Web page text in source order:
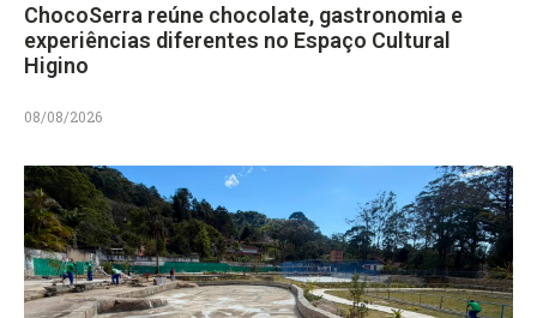
ChocoSerra reúne chocolate, gastronomia e
experiências diferentes no Espaço Cultural
Higino
08/08/2026